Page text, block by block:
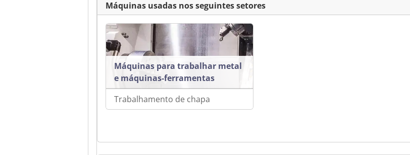
Máquinas usadas nos seguintes setores
Máquinas para trabalhar metal
e máquinas-ferramentas
Trabalhamento de chapa